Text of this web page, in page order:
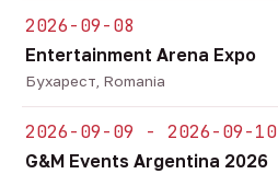
2026-09-08
Entertainment Arena Expo
Бухарест, Romania
2026-09-09 - 2026-09-10
G&M Events Argentina 2026